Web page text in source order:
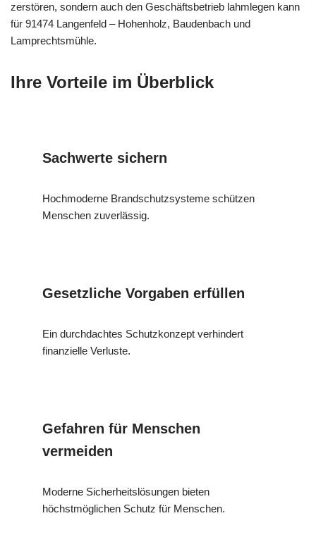
zerstören, sondern auch den Geschäftsbetrieb lahmlegen kann
für 91474 Langenfeld – Hohenholz, Baudenbach und
Lamprechtsmühle.
Ihre Vorteile im Überblick
Sachwerte sichern
Hochmoderne Brandschutzsysteme schützen
Menschen zuverlässig.
Gesetzliche Vorgaben erfüllen
Ein durchdachtes Schutzkonzept verhindert
finanzielle Verluste.
Gefahren für Menschen
vermeiden
Moderne Sicherheitslösungen bieten
höchstmöglichen Schutz für Menschen.